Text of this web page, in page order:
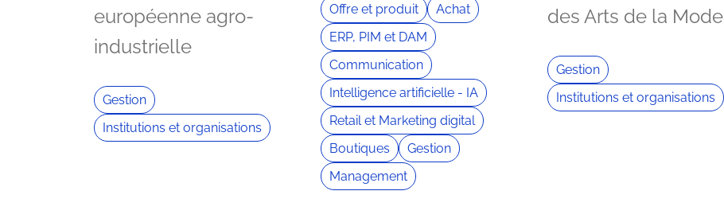
européenne agro-
industrielle
Gestion
Institutions et organisations
Offre et produit
Achat
ERP, PIM et DAM
Communication
Intelligence artificielle - IA
Retail et Marketing digital
Boutiques
Gestion
Management
des Arts de la Mode
Gestion
Institutions et organisations